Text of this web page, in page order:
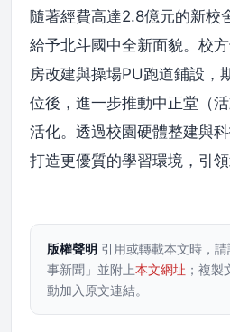
隨著經費高達2.8億元的新校
給予北斗國中全新面貌。校
房改建與操場PU跑道鋪設，
位後，進一步推動中正堂（
活化。透過校園硬體整建與
打造更優質的學習環境，引領
版權聲明 引用或轉載本文時，
事新聞」並附上本文網址 ；複
動加入原文連結。